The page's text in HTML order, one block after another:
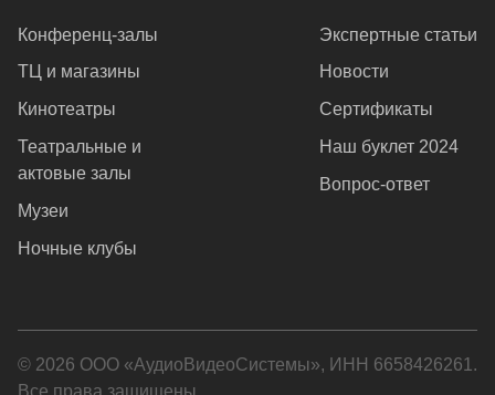
Конференц-залы
ТЦ и магазины
Кинотеатры
Театральные и
актовые залы
Музеи
Ночные клубы
Экспертные статьи
Новости
Сертификаты
Наш буклет 2024
Вопрос-ответ
© 2026 ООО «АудиоВидеоСистемы», ИНН 6658426261.
Все права защищены.